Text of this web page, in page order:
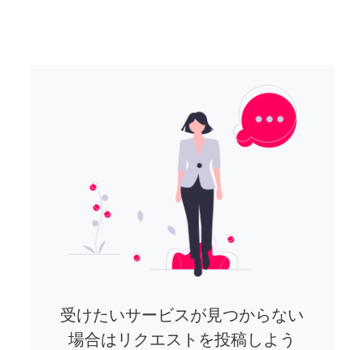
受けたいサービスが見つからない
場合はリクエストを投稿しよう